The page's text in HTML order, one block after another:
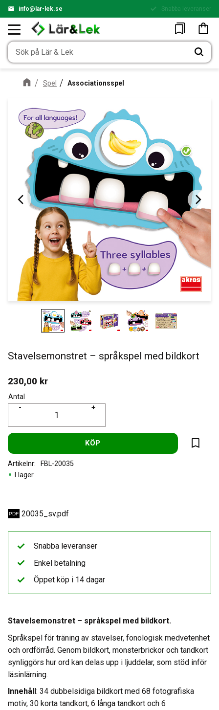
info@lar-lek.se Snabba leveranser
Enkel betalning
Favoriter
Spel Associationsspel
Stavelsemonstret – språkspel med bildkort
230,00 kr
Antal
+
-
KÖP
Lägg
I lager
Artikelnr FBL-20035
20035_sv.pdf
Stavelsemonstret – språkspel med bildkort.
Språkspel för träning av stavelser, fonologisk medvetenhet
och ordförråd. Genom bildkort, monsterbrickor och tandkort
synliggörs hur ord kan delas upp i ljuddelar, som stöd inför
läsinlärning.
Innehåll: 34 dubbelsidiga bildkort med 68 fotografiska
motiv, 30 korta tandkort, 6 långa tandkort och 6
Snabba leveranser
Enkel betalning
Öppet köp i 14 dagar